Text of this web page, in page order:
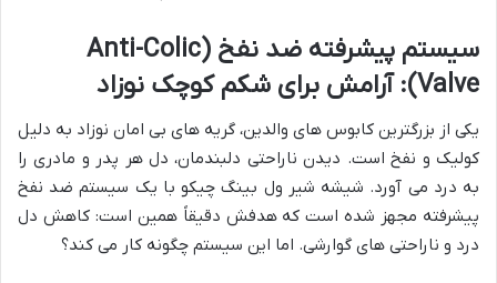
سیستم پیشرفته ضد نفخ (Anti-Colic
Valve): آرامش برای شکم کوچک نوزاد
یکی از بزرگترین کابوس های والدین، گریه های بی امان نوزاد به دلیل
کولیک و نفخ است. دیدن ناراحتی دلبندمان، دل هر پدر و مادری را
به درد می آورد. شیشه شیر ول بینگ چیکو با یک سیستم ضد نفخ
پیشرفته مجهز شده است که هدفش دقیقاً همین است: کاهش دل
درد و ناراحتی های گوارشی. اما این سیستم چگونه کار می کند؟